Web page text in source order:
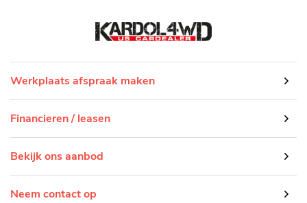
Werkplaats afspraak maken
Financieren / leasen
Bekijk ons aanbod
Neem contact op